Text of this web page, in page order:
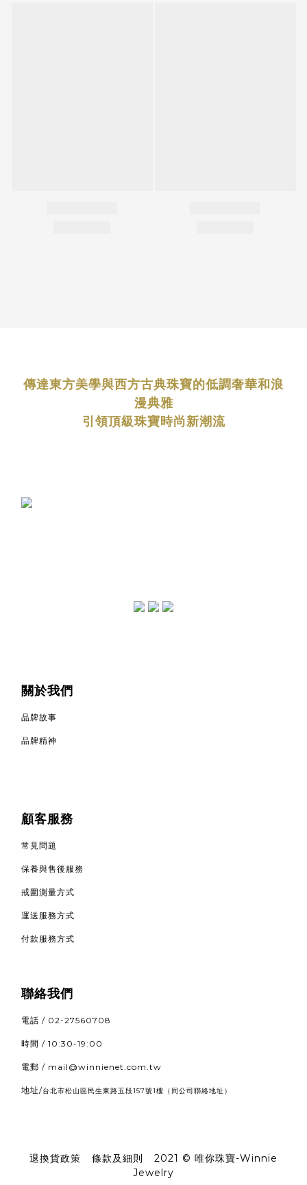
傳達東方美學與西方古典珠寶的低調奢華和浪
漫典雅
引領頂級珠寶時尚新潮流
關於我們
品牌故事
品牌精神
顧客服務
常見問題
保養與售後服務
戒圍測量方式
運送服務方式
付款服務方式
聯絡我們
電話 / 02-27560708
時間 / 10:30-19:00
電郵 / mail@winnienet.com.tw
地址/台北市松山區民生東路五段157號1樓 （同公司聯絡地址）
退換貨政策 條款及細則
2021 © 唯你珠寶-Winnie
Jewelry